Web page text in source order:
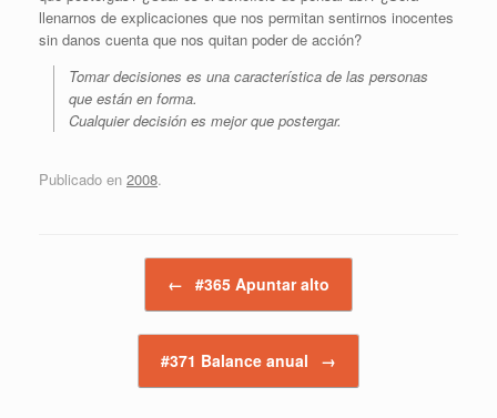
llenarnos de explicaciones que nos permitan sentirnos inocentes
sin danos cuenta que nos quitan poder de acción?
Tomar decisiones es una característica de las personas
que están en forma.
Cualquier decisión es mejor que postergar.
Publicado en 2008.
← #365 Apuntar alto
#371 Balance anual →